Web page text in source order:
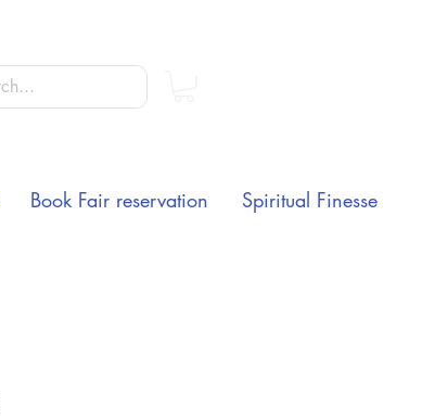
Book Fair reservation Spiritual Finesse